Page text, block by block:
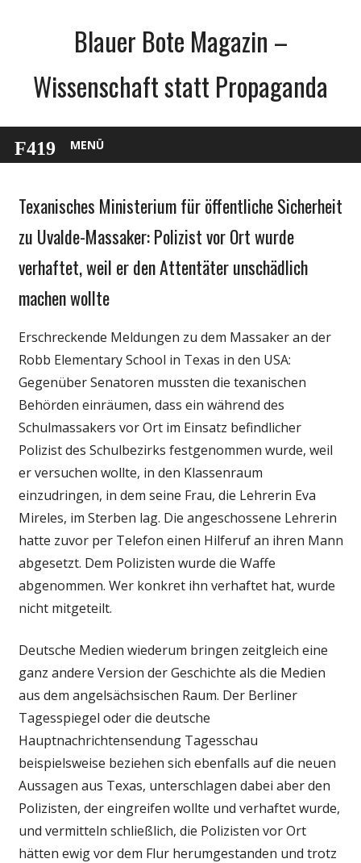
Blauer Bote Magazin –
Wissenschaft statt Propaganda
MENÜ
Gesellschaft
Wirtschaft
Wissenschaft
Texanisches Ministerium für öffentliche Sicherheit
zu Uvalde-Massaker: Polizist vor Ort wurde
verhaftet, weil er den Attentäter unschädlich
machen wollte
Erschreckende Meldungen zu dem Massaker an der
Robb Elementary School in Texas in den USA:
Gegenüber Senatoren mussten die texanischen
Behörden einräumen, dass ein während des
Schulmassakers vor Ort im Einsatz befindlicher
Polizist des Schulbezirks festgenommen wurde, weil
er versuchen wollte, in den Klassenraum
einzudringen, in dem seine Frau, die Lehrerin Eva
Mireles, im Sterben lag. Die angeschossene Lehrerin
hatte zuvor per Telefon einen Hilferuf an ihren Mann
abgesetzt. Dem Polizisten wurde die Waffe
abgenommen. Wer konkret ihn verhaftet hat, wurde
nicht mitgeteilt.
Deutsche Medien wiederum bringen zeitgleich eine
ganz andere Version der Geschichte als die Medien
aus dem angelsächsischen Raum. Der Berliner
Tagesspiegel oder die deutsche
Hauptnachrichtensendung Tagesschau
beispielsweise beziehen sich ebenfalls auf die neuen
Aussagen aus Texas, unterschlagen dabei aber den
Polizisten, der eingreifen wollte und verhaftet wurde,
und vermitteln schließlich, die Polizisten vor Ort
hätten ewig vor dem Flur herumgestanden und trotz